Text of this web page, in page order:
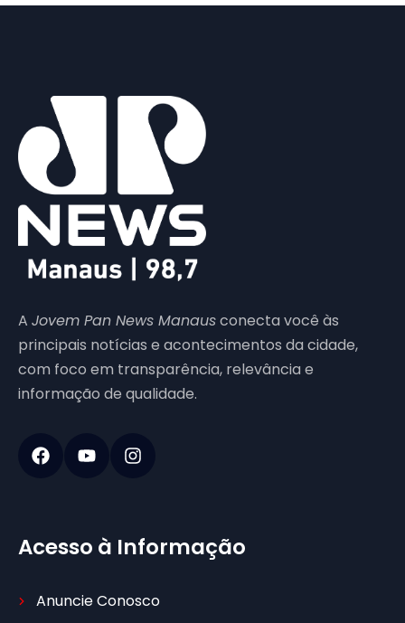
A Jovem Pan News Manausconecta você às
principais notícias e acontecimentos da cidade,
com foco em transparência, relevância e
informação de qualidade.
Acesso à Informação
Anuncie Conosco